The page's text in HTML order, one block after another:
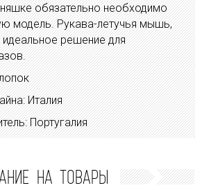
обязательно необходимо
модель. Рукава-летучья мышь,
решение для
Италия
Португалия
НА ТОВАРЫ